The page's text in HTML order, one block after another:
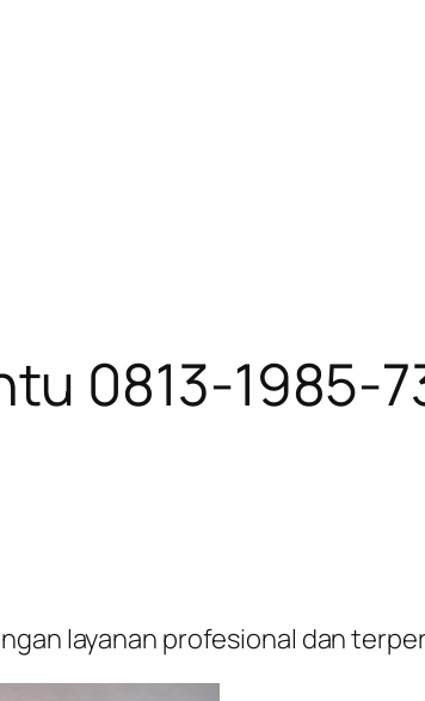
0813-1985-
layanan profesional dan